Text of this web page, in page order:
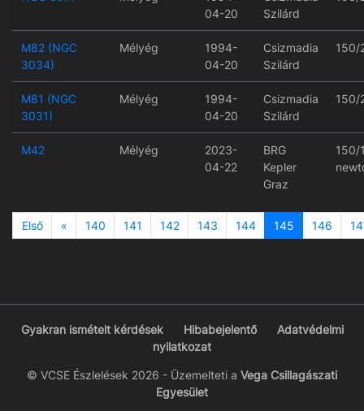
04-20
Szilárd
M82 (NGC
3034)
Mélyég
1994-
04-20
Csizmadia
Szilárd
150/
M81 (NGC
3031)
Mélyég
1994-
04-20
Csizmadia
Szilárd
150/
M42 Mélyég
2023-
04-22
BRG
Kepler
Graz
150/
Első «Previous
140 141 142 143 144 145 146
Gyakran ismételt kérdések Hibabejelentő
Adatvédelmi
nyilatkozat
© VCSE Észlelések 2026 - Üzemelteti a Vega Csillagászati
Egyesület